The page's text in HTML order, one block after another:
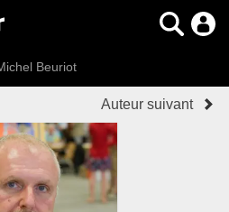
Beuriot
Auteur suivant